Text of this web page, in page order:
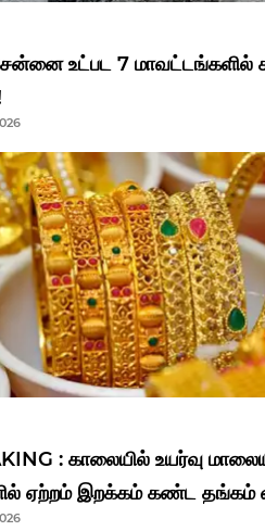
உட்பட 7 மாவட்டங்களில்
: காலையில் உயர்வு
ஏற்றம் இறக்கம் கண்ட தங்கம்